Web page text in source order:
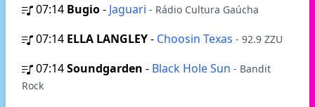
07:14 Bugio- Jaguari - Rádio Cultura Gaúcha
07:14 ELLA LANGLEY- Choosin Texas - 92.9 ZZU
07:14Soundgarden - Black Hole Sun - Bandit
Rock